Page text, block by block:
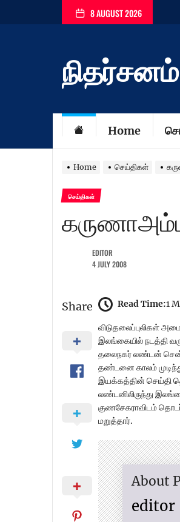
8 AUGUST 2026
நிதர்சனம்
Home
Home செய்திகள்
செய்திகள்
EDITOR
4 JULY 2008
Share Read Time:1
விடுதலைப்புலிகள்
இலங்கையில் நடத்தி
தலைநகர் லண்டன்
தண்டனை காலம்
இயக்கத்தின் செய்தி
லண்டனிலிருந்து
குணசேகராவிடம்
மறுத்தார்.
About
editor